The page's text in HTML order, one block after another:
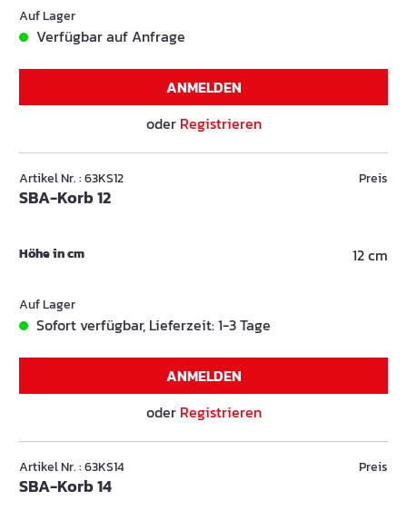
Auf Lager
Verfügbar auf Anfrage
ANMELDEN
oder Registrieren
Artikel Nr. : 63KS12
SBA-Korb 12
Preis
Höhe in cm 12 cm
Auf Lager
Sofort verfügbar, Lieferzeit: 1-3 Tage
ANMELDEN
oder Registrieren
Artikel Nr. : 63KS14
SBA-Korb 14
Preis